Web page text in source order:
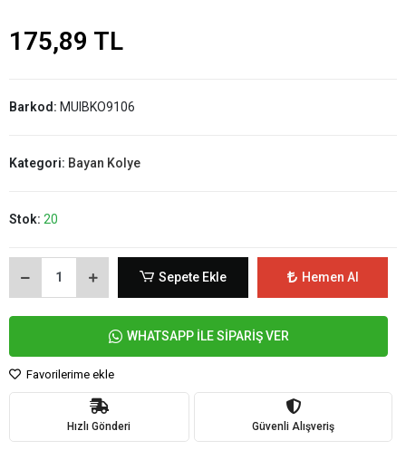
175,89 TL
Barkod: MUIBKO9106
Kategori: Bayan Kolye
Stok: 20
Sepete Ekle Hemen Al
WHATSAPP İLE SİPARİŞ VER
Favorilerime ekle
Hızlı Gönderi Güvenli Alışveriş